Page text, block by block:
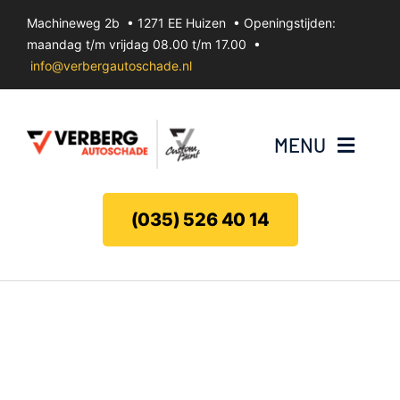
naar
inhoud
Machineweg 2b • 1271 EE Huizen • Openingstijden:
maandag t/m vrijdag 08.00 t/m 17.00 •
info@verbergautoschade.nl
MENU
Bumperherstel(035) 526 40 14